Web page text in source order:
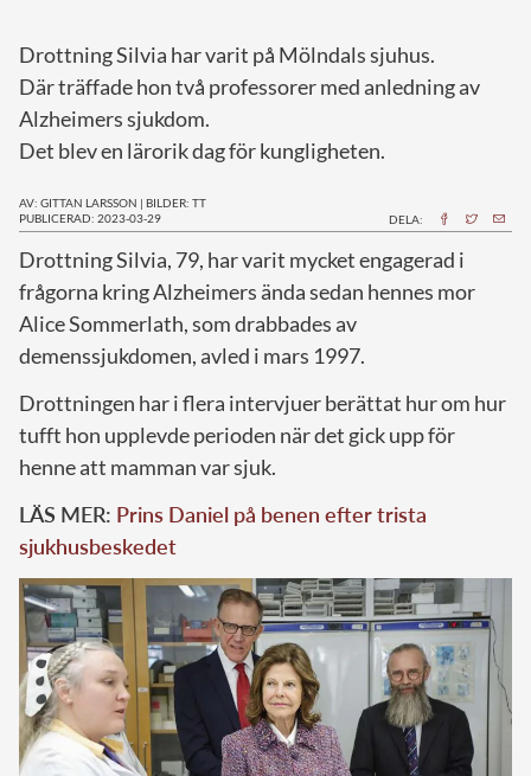
Monacos furstehus
Drottning Silvia har varit på Mölndals sjuhus.
Där träffade hon två professorer med anledning av
Alzheimers sjukdom.
Det blev en lärorik dag för kungligheten.
AV: GITTAN LARSSON | BILDER: TT
PUBLICERAD: 2023-03-29
DELA:
Drottning Silvia, 79, har varit mycket engagerad i
frågorna kring Alzheimers ända sedan hennes mor
Alice Sommerlath, som drabbades av
demenssjukdomen, avled i mars 1997.
Drottningen har i flera intervjuer berättat hur om hur
tufft hon upplevde perioden när det gick upp för
henne att mamman var sjuk.
LÄS MER: Prins Daniel på benen efter trista
sjukhusbeskedet